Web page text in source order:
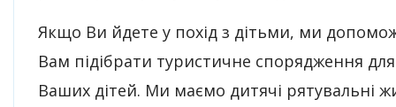
Якщо Ви йдете у похід з дітьми, ми
Вам підібрати туристичне спорядження
Ваших дітей. Ми маємо дитячі рятувальні